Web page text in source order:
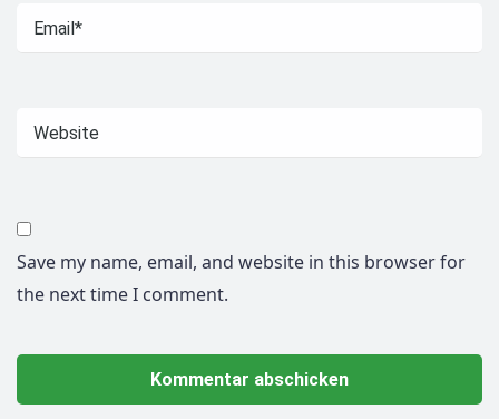
Save my name, email, and website in this browser for
the next time I comment.